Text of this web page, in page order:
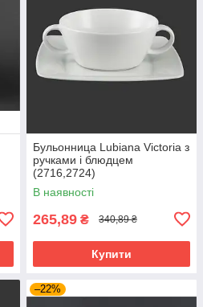
Бульонница Lubiana Victoria з
ручками і блюдцем
(2716,2724)
В наявності
265,89 ₴ 340,89 ₴
Купити
–22%